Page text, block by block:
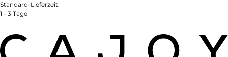
Standard-Lieferzeit:
1 - 3 Tage